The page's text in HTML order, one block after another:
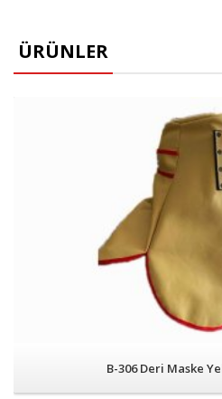
ÜRÜNLER
B-306 Deri Maske